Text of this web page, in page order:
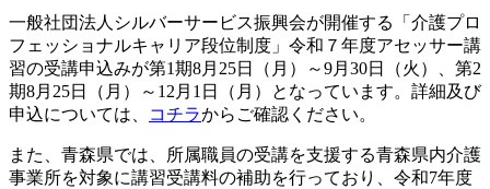
一般社団法人シルバーサービス振興会が開催する「介護プロ
フェッショナルキャリア段位制度」令和７年度アセッサー講
習の受講申込みが第1期8月25日（月）～9月30日（火）、第2
期8月25日（月）～12月1日（月）となっています。詳細及び
申込については、
コチラからご確認ください。
また、青森県では、所属職員の受講を支援する青森県内介護
事業所を対象に講習受講料の補助を行っており、令和7年度